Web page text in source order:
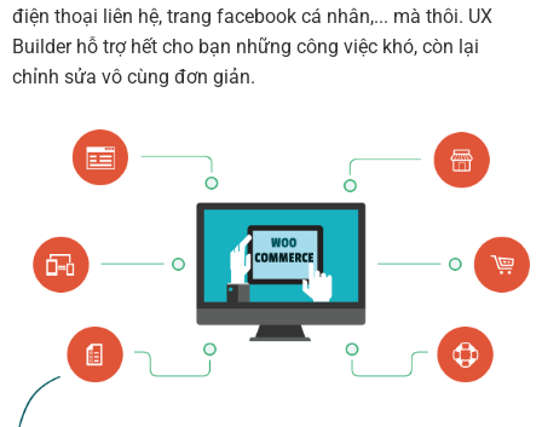
điện thoại liên hệ, trang facebook cá nhân,... mà thôi. UX
Builder hỗ trợ hết cho bạn những công việc khó, còn lại
chỉnh sửa vô cùng đơn giản.